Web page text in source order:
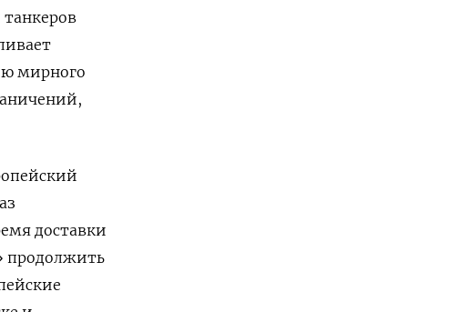
мирного
доставки
продолжить